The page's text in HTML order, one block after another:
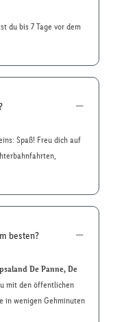
du bis 7 Tage vor dem
Spaß! Freu dich auf
besten?
De Panne, De
mit den öffentlichen
in wenigen Gehminuten